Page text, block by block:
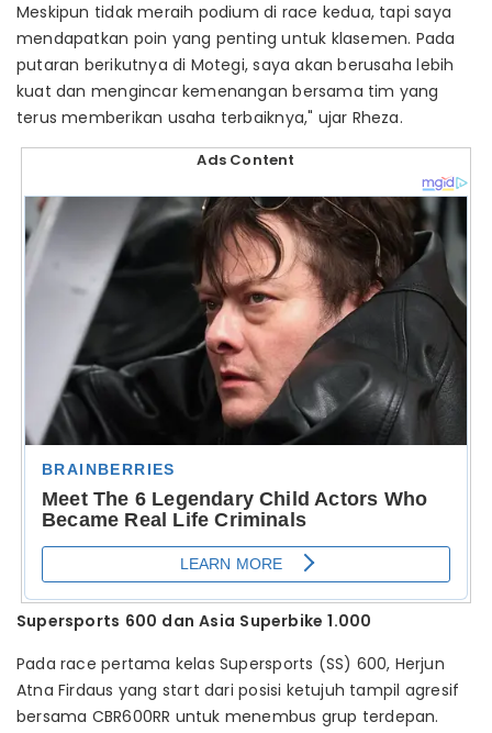
Meskipun tidak meraih podium di race kedua, tapi saya
mendapatkan poin yang penting untuk klasemen. Pada
putaran berikutnya di Motegi, saya akan berusaha lebih
kuat dan mengincar kemenangan bersama tim yang
terus memberikan usaha terbaiknya," ujar Rheza.
Ads Content
Supersports 600 dan Asia Superbike 1.000
Pada race pertama kelas Supersports (SS) 600, Herjun
Atna Firdaus yang start dari posisi ketujuh tampil agresif
bersama CBR600RR untuk menembus grup terdepan.